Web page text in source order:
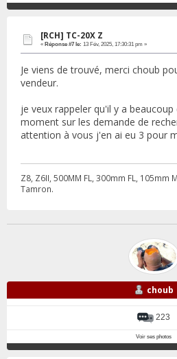
[RCH] TC-20X Z
« Réponse #7 le: 13 Fév, 2025, 17:30:31 pm »
Je viens de trouvé, merci choub
vendeur.
je veux rappeler qu'il y a beaucoup
moment sur les demande de
attention à vous j'en ai eu 3 pour
Z8, Z6II, 500MM FL, 300mm FL, 105mm
Tamron.
choub
223
Voir ses photos